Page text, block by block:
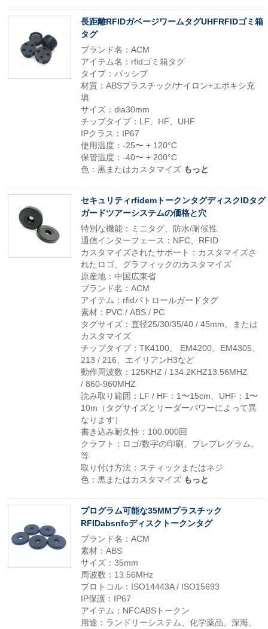
長距離RFIDガベージワームタグUHFRFIDゴミ箱
タグ
ブランド名：ACM
アイテム名：rfidゴミ箱タグ
タイプ：パッシブ
材質：ABSプラスチック/ナイロン+エポキシ充
填
サイズ：dia30mm
チップタイプ：LF、HF、UHF
IPクラス：IP67
使用温度：-25〜 + 120°C
保管温度：-40〜 + 200°C
色：黒またはカスタマイズ もっと
セキュリティrfidemトークンタグディスクIDタグ
ガードツアーシステムの価格と穴
特別な機能：ミニタグ、防水/耐候性
通信インターフェース：NFC、RFID
カスタマイズされたサポート：カスタマイズさ
れたロゴ、グラフィックのカスタマイズ
原産地：中国広東省
ブランド名：ACM
アイテム：rfidパトロールガードタグ
素材：PVC / ABS / PC
タグサイズ：直径25/30/35/40 / 45mm。または
カスタマイズ
チップタイプ：TK4100。 EM4200、EM4305、
213 / 216、エイリアンH3など
動作周波数：125KHZ / 134.2KHZ13.56MHZ
/ 860-960MHZ
読み取り範囲：LF / HF：1〜15cm、UHF：1〜
10m（タグサイズとリーダーパワーによって異
なります）
書き込み耐久性：100.000回
クラフト：ロゴ/数字の印刷、プレプレグラム。
等
取り付け方法：スティックまたはネジ
色：黒またはカスタマイズ もっと
プログラム可能な35MMプラスチック
RFIDabsnfcディスクトークンタグ
ブランド名：ACM
素材：ABS
サイズ：35mm
周波数：13.56MHz
プロトコル：ISO14443A / ISO15693
IP保護：IP67
アイテム：NFCABSトークン
用途：ランドリーシステム、化学薬品、深海、